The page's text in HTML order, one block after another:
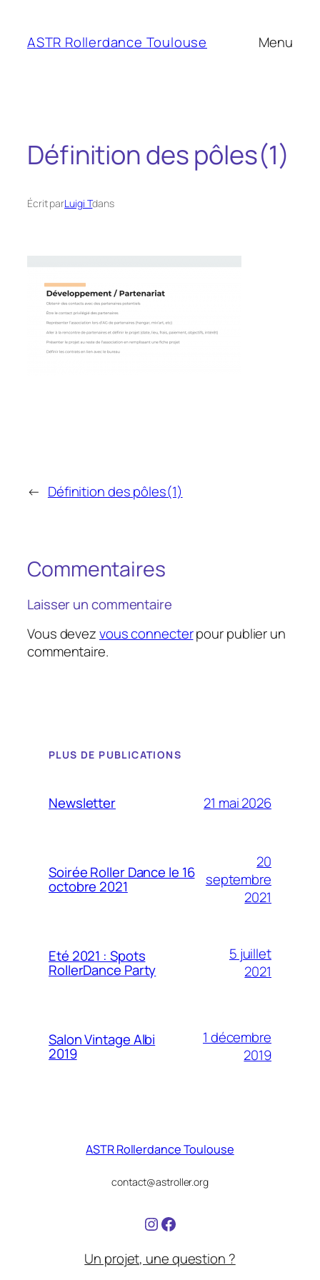
contenu
ASTR Rollerdance Toulouse Menu
Définition des pôles(1)
Écrit parLuigi Tdans
← Définition des pôles(1)
Commentaires
Laisser un commentaire
Vous devezvous connecterpour publier un
commentaire.
PLUS DE PUBLICATIONS
Newsletter 21 mai 2026
Soirée Roller Dance le 16
octobre 2021
20
septembre
2021
Eté 2021 : Spots
RollerDance Party
5 juillet
2021
Salon Vintage Albi
2019
1 décembre
2019
ASTR Rollerdance Toulouse
contact@astroller.org
https://
Facebook
Un projet, une question ?